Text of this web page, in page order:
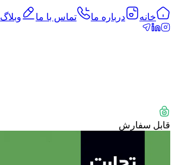
خانه درباره ما تماس با ما وبلاگ
قابل سفارش